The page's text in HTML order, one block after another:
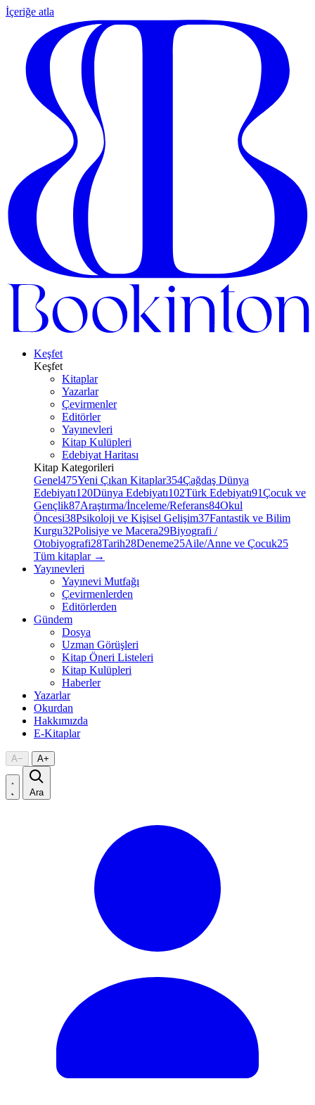
İçeriğe atla
Keşfet
Keşfet
Kitaplar
Yazarlar
Çevirmenler
Editörler
Yayınevleri
Kitap Kulüpleri
Edebiyat Haritası
Kitap Kategorileri
Genel475Yeni Çıkan Kitaplar354Çağdaş Dünya
Edebiyatı120Dünya Edebiyatı102Türk Edebiyatı91Çocuk ve
Gençlik87Araştırma/İnceleme/Referans84Okul
Öncesi38Psikoloji ve Kişisel Gelişim37Fantastik ve Bilim
Kurgu32Polisiye ve Macera29Biyografi /
Otobiyografi28Tarih28Deneme25Aile/Anne ve Çocuk25
Tüm kitaplar →
Yayınevleri
Yayınevi Mutfağı
Çevirmenlerden
Editörlerden
Gündem
Dosya
Uzman Görüşleri
Kitap Öneri Listeleri
Kitap Kulüpleri
Haberler
Yazarlar
Okurdan
Hakkımızda
E-Kitaplar
A− A+
Ara